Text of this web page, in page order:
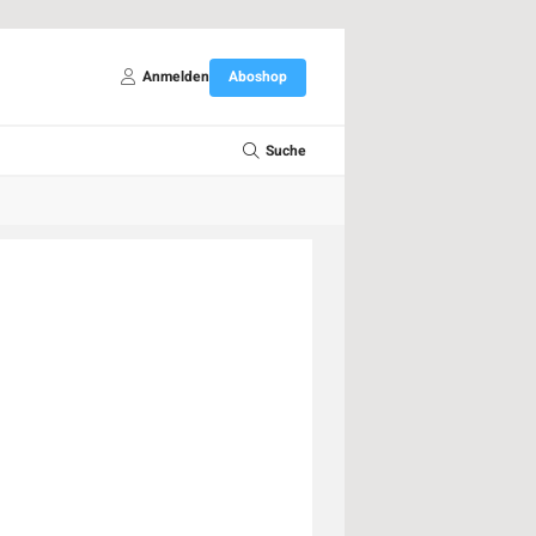
Anmelden Aboshop
Suche